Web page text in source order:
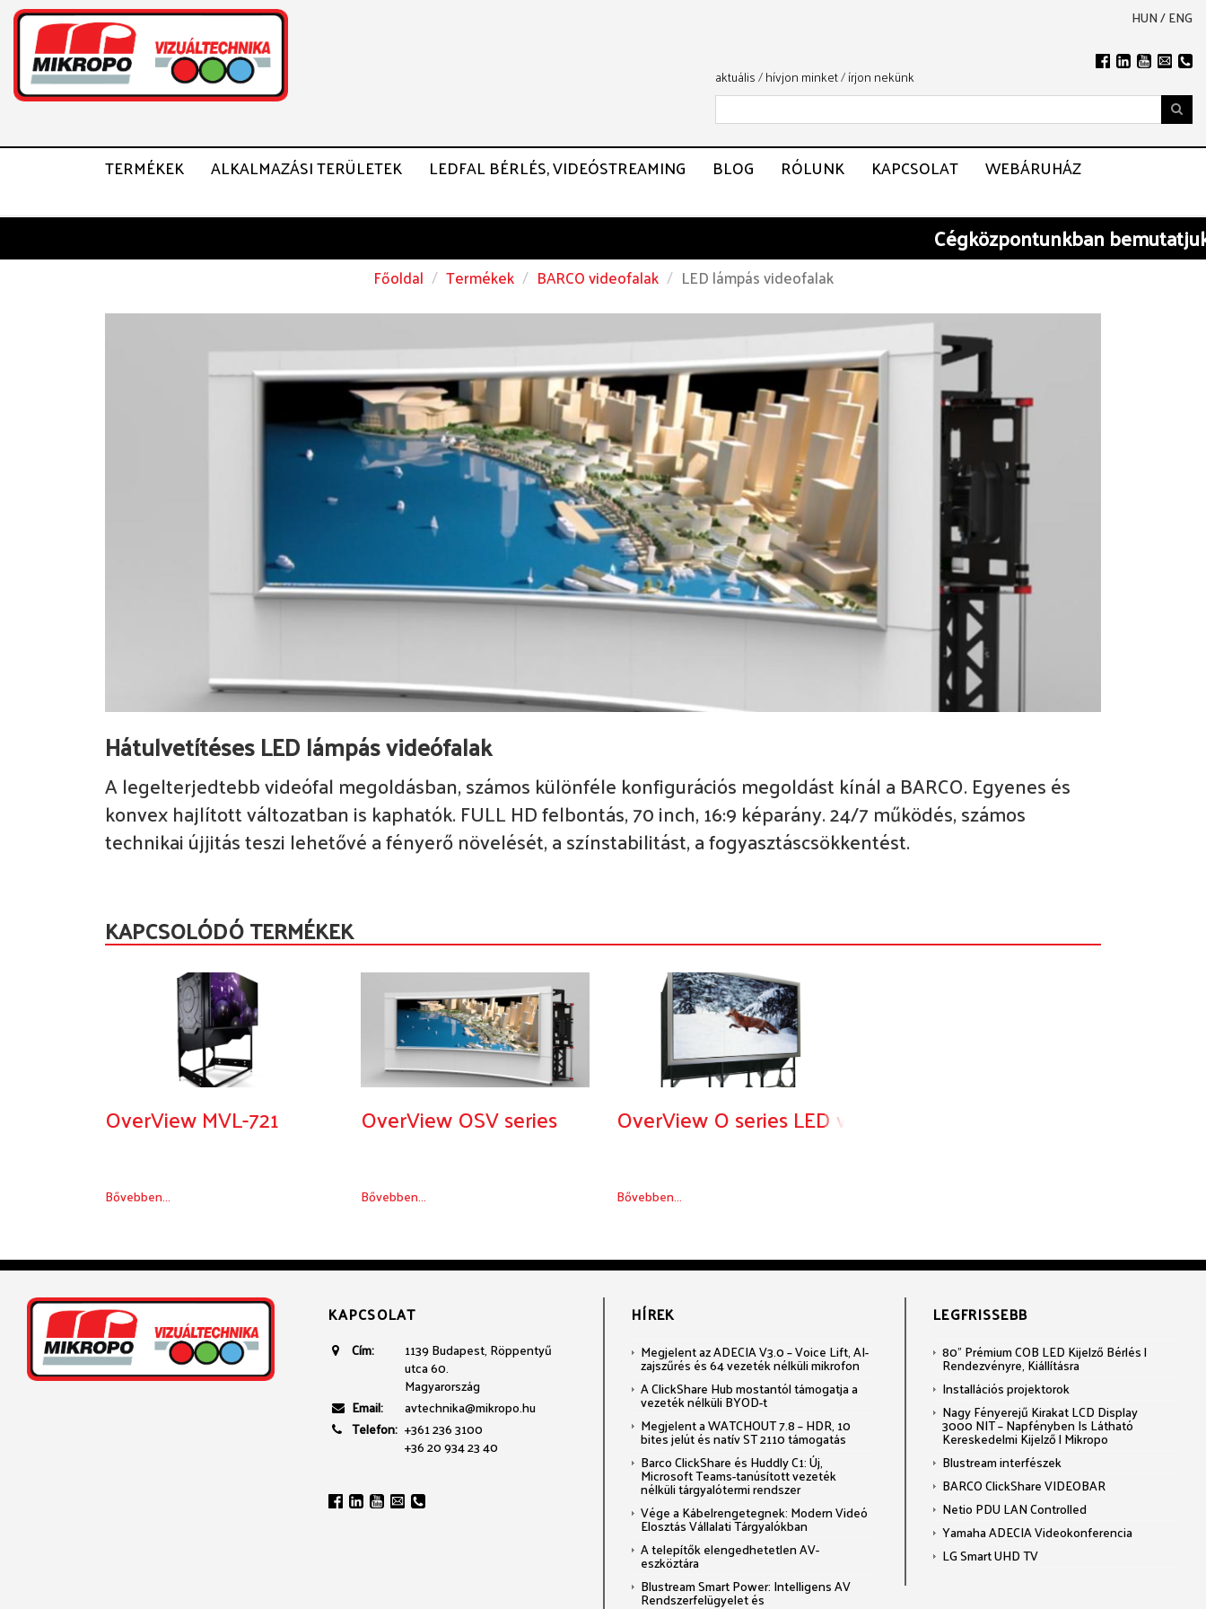
HUN/ENG
aktuális/hívjon minket/írjon nekünk
TERMÉKEK ALKALMAZÁSI TERÜLETEK LEDFAL BÉRLÉS, VIDEÓSTREAMING BLOG RÓLUNK KAPCSOLAT WEBÁRUHÁZ
Cégközpontunkbanbemutatjuk
Főoldal Termékek BARCO videofalak LED lámpás videofalak
Hátulvetítéses LED lámpás videófalak
A legelterjedtebb videófal megoldásban, számos különféle konfigurációs megoldást kínál a BARCO. Egyenes és
konvex hajlított változatban is kaphatók. FULL HD felbontás, 70 inch, 16:9 képarány. 24/7 működés, számos
technikai újjitás teszi lehetővé a fényerő növelését, a színstabilitást, a fogyasztáscsökkentést.
KAPCSOLÓDÓ TERMÉKEK
OverView MVL-721
Bővebben...
OverView OSV series
Bővebben...
OverView O series LED video walls
Bővebben...
KAPCSOLAT
Cím:
1139 Budapest, Röppentyű
utca 60.
Magyarország
Email:
avtechnika@mikropo.hu
Telefon: +361 236 3100
+36 20 934 23 40
HÍREK
Megjelent az ADECIA V3.0 – Voice Lift, AI-
zajszűrés és 64 vezeték nélküli mikrofon
A ClickShare Hub mostantól támogatja a
vezeték nélküli BYOD-t
Megjelent a WATCHOUT 7.8 – HDR, 10
bites jelút és natív ST 2110 támogatás
Barco ClickShare és Huddly C1: Új,
Microsoft Teams-tanúsított vezeték
nélküli tárgyalótermi rendszer
Vége a Kábelrengetegnek: Modern Videó
Elosztás Vállalati Tárgyalókban
A telepítők elengedhetetlen AV-
eszköztára
Blustream Smart Power: Intelligens AV
Rendszerfelügyelet és
LEGFRISSEBB
80" Prémium COB LED Kijelző Bérlés |
Rendezvényre, Kiállításra
Installációs projektorok
Nagy Fényerejű Kirakat LCD Display
3000 NIT – Napfényben Is Látható
Kereskedelmi Kijelző | Mikropo
Blustream interfészek
BARCO ClickShare VIDEOBAR
Netio PDU LAN Controlled
Yamaha ADECIA Videokonferencia
LG Smart UHD TV